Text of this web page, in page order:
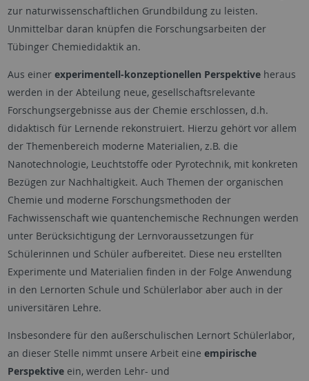
zur naturwissenschaftlichen Grundbildung zu leisten.
Unmittelbar daran knüpfen die Forschungsarbeiten der
Tübinger Chemiedidaktik an.
Aus einer experimentell-konzeptionellen Perspektiveheraus
werden in der Abteilung neue, gesellschaftsrelevante
Forschungsergebnisse aus der Chemie erschlossen, d.h.
didaktisch für Lernende rekonstruiert. Hierzu gehört vor allem
der Themenbereich moderne Materialien, z.B. die
Nanotechnologie, Leuchtstoffe oder Pyrotechnik, mit konkreten
Bezügen zur Nachhaltigkeit. Auch Themen der organischen
Chemie und moderne Forschungsmethoden der
Fachwissenschaft wie quantenchemische Rechnungen werden
unter Berücksichtigung der Lernvoraussetzungen für
Schülerinnen und Schüler aufbereitet. Diese neu erstellten
Experimente und Materialien finden in der Folge Anwendung
in den Lernorten Schule und Schülerlabor aber auch in der
universitären Lehre.
Insbesondere für den außerschulischen Lernort Schülerlabor,
an dieser Stelle nimmt unsere Arbeit eine empirische
Perspektiveein, werden Lehr- und